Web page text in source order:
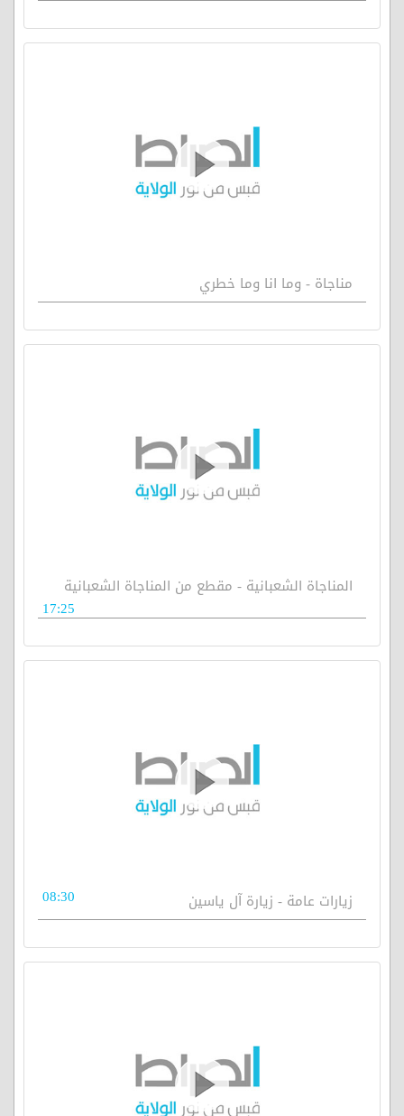
مناجاة - وما انا وما خطري
المناجاة الشعبانية - مقطع من المناجاة الشعبانية
17:25
زيارات عامة - زيارة آل ياسين 08:30